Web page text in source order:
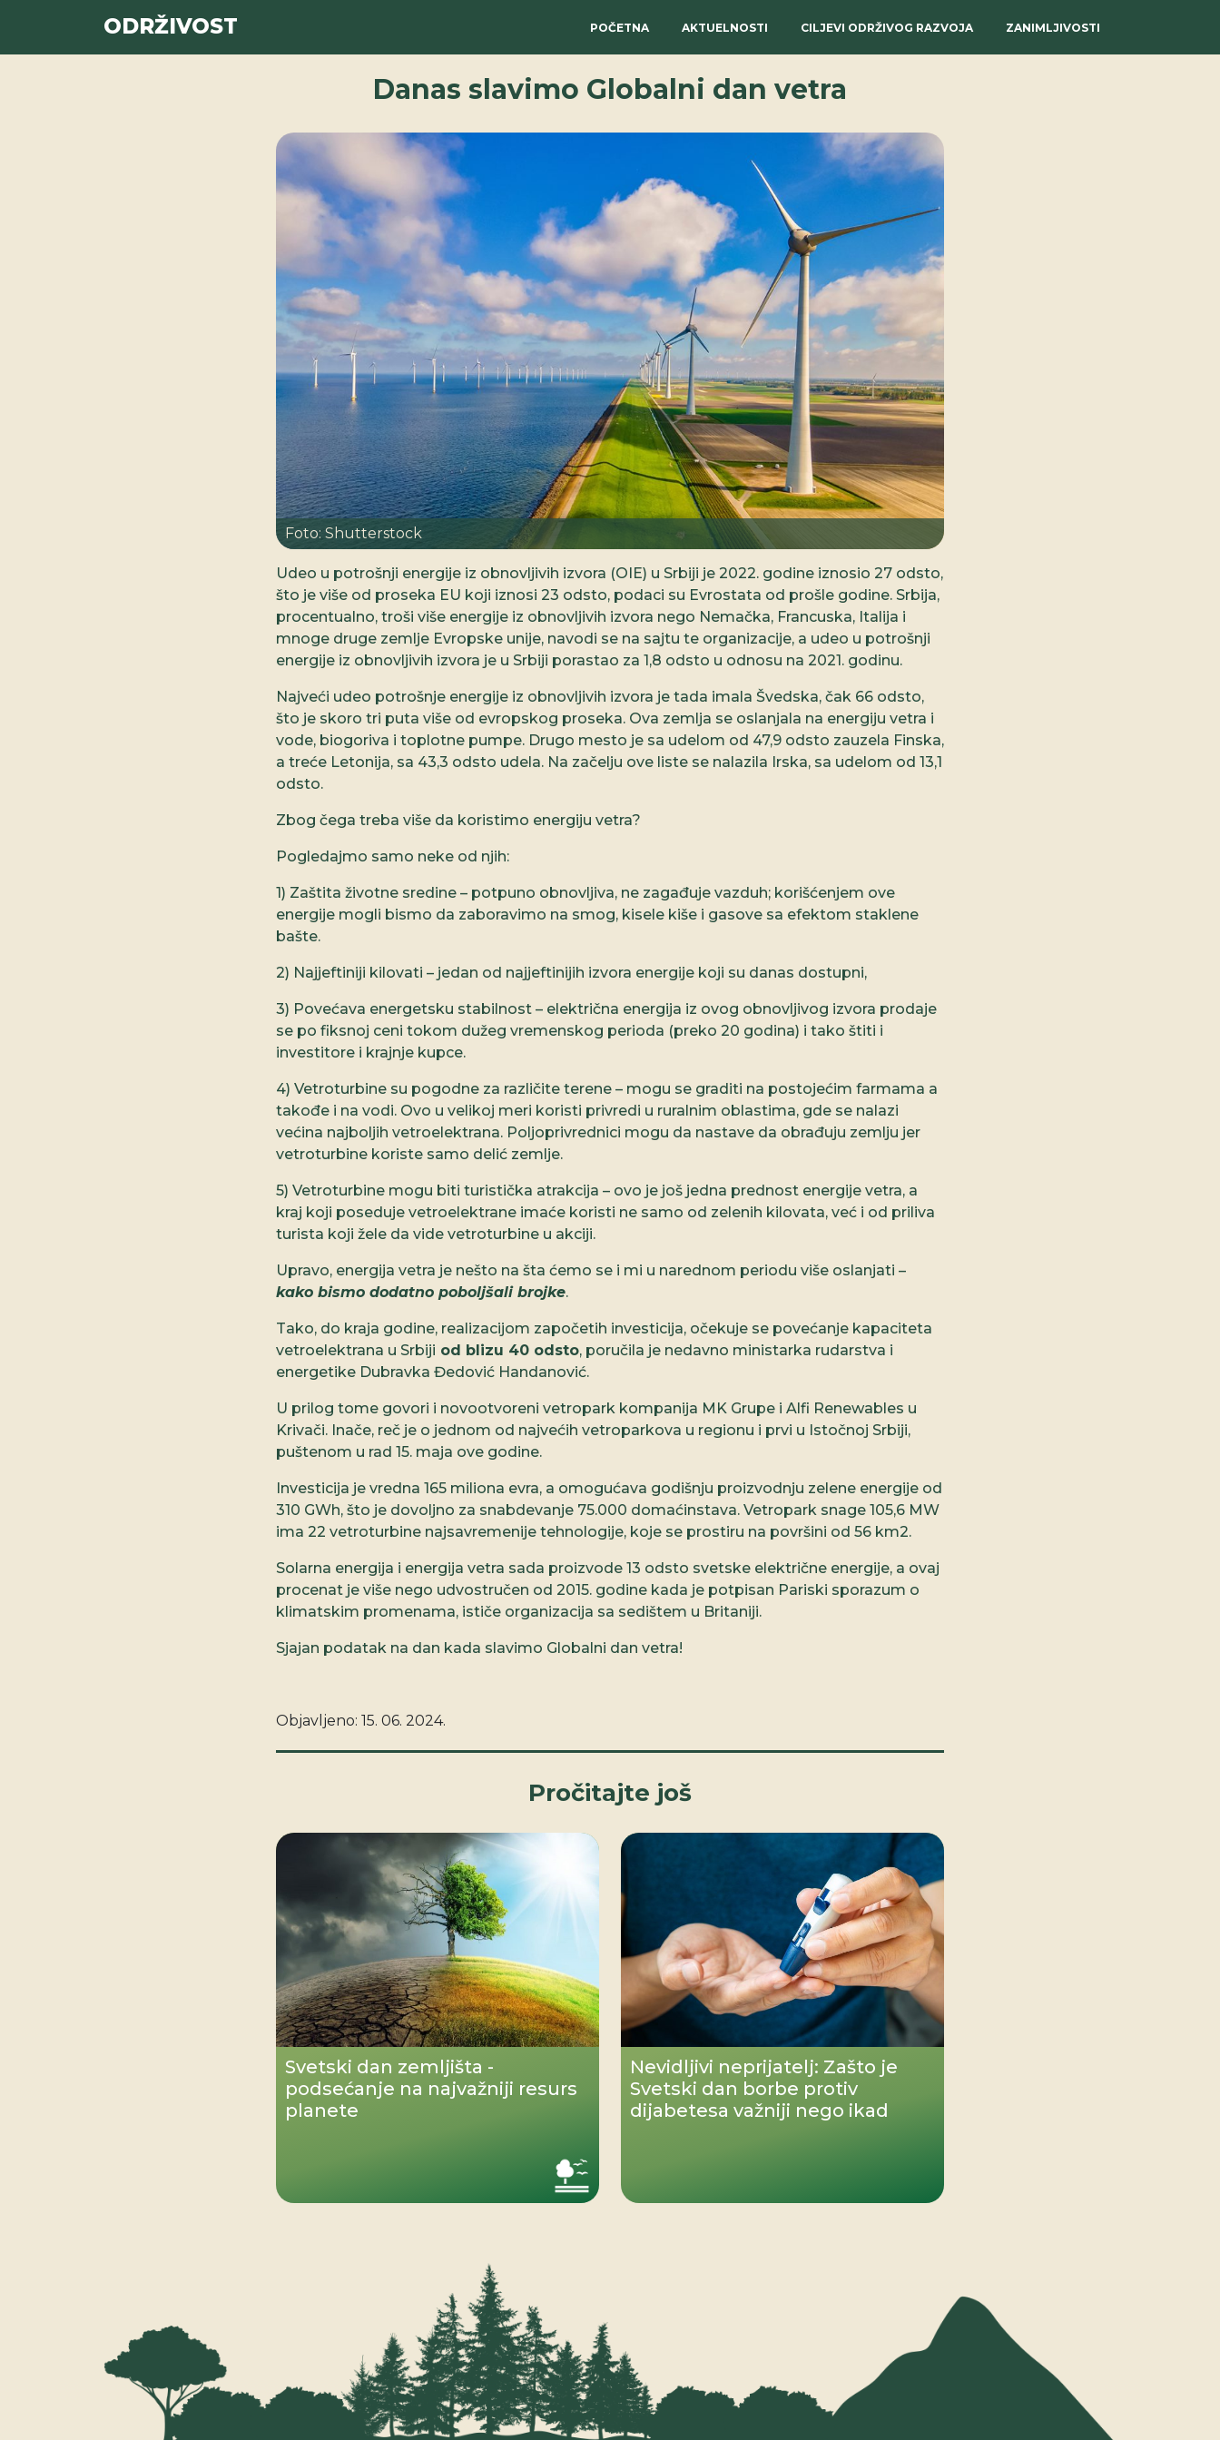
ODRŽIVOST POČETNA AKTUELNOSTI CILJEVI ODRŽIVOG RAZVOJA ZANIMLJIVOSTI
Danas slavimo Globalni dan vetra
Foto: Shutterstock
Udeo u potrošnji energije iz obnovljivih izvora (OIE) u Srbiji je 2022. godine iznosio 27 odsto,
što je više od proseka EU koji iznosi 23 odsto, podaci su Evrostata od prošle godine. Srbija,
procentualno, troši više energije iz obnovljivih izvora nego Nemačka, Francuska, Italija i
mnoge druge zemlje Evropske unije, navodi se na sajtu te organizacije, a udeo u potrošnji
energije iz obnovljivih izvora je u Srbiji porastao za 1,8 odsto u odnosu na 2021. godinu.
Najveći udeo potrošnje energije iz obnovljivih izvora je tada imala Švedska, čak 66 odsto,
što je skoro tri puta više od evropskog proseka. Ova zemlja se oslanjala na energiju vetra i
vode, biogoriva i toplotne pumpe. Drugo mesto je sa udelom od 47,9 odsto zauzela Finska,
a treće Letonija, sa 43,3 odsto udela. Na začelju ove liste se nalazila Irska, sa udelom od 13,1
odsto.
Zbog čega treba više da koristimo energiju vetra?
Pogledajmo samo neke od njih:
1) Zaštita životne sredine – potpuno obnovljiva, ne zagađuje vazduh; korišćenjem ove
energije mogli bismo da zaboravimo na smog, kisele kiše i gasove sa efektom staklene
bašte.
2) Najjeftiniji kilovati – jedan od najjeftinijih izvora energije koji su danas dostupni,
3) Povećava energetsku stabilnost – električna energija iz ovog obnovljivog izvora prodaje
se po fiksnoj ceni tokom dužeg vremenskog perioda (preko 20 godina) i tako štiti i
investitore i krajnje kupce.
4) Vetroturbine su pogodne za različite terene – mogu se graditi na postojećim farmama a
takođe i na vodi. Ovo u velikoj meri koristi privredi u ruralnim oblastima, gde se nalazi
većina najboljih vetroelektrana. Poljoprivrednici mogu da nastave da obrađuju zemlju jer
vetroturbine koriste samo delić zemlje.
5) Vetroturbine mogu biti turistička atrakcija – ovo je još jedna prednost energije vetra, a
kraj koji poseduje vetroelektrane imaće koristi ne samo od zelenih kilovata, već i od priliva
turista koji žele da vide vetroturbine u akciji.
Upravo, energija vetra je nešto na šta ćemo se i mi u narednom periodu više oslanjati –
kako bismo dodatno poboljšali brojke.
Tako, do kraja godine, realizacijom započetih investicija, očekuje se povećanje kapaciteta
vetroelektrana u Srbiji od blizu 40 odsto, poručila je nedavno ministarka rudarstva i
energetike Dubravka Đedović Handanović.
U prilog tome govori i novootvoreni vetropark kompanija MK Grupe i Alfi Renewables u
Krivači. Inače, reč je o jednom od najvećih vetroparkova u regionu i prvi u Istočnoj Srbiji,
puštenom u rad 15. maja ove godine.
Investicija je vredna 165 miliona evra, a omogućava godišnju proizvodnju zelene energije od
310 GWh, što je dovoljno za snabdevanje 75.000 domaćinstava. Vetropark snage 105,6 MW
ima 22 vetroturbine najsavremenije tehnologije, koje se prostiru na površini od 56 km2.
Solarna energija i energija vetra sada proizvode 13 odsto svetske električne energije, a ovaj
procenat je više nego udvostručen od 2015. godine kada je potpisan Pariski sporazum o
klimatskim promenama, ističe organizacija sa sedištem u Britaniji.
Sjajan podatak na dan kada slavimo Globalni dan vetra!
Objavljeno: 15. 06. 2024.
Pročitajte još
Svetski dan zemljišta -
podsećanje na najvažniji resurs
planete
Nevidljivi neprijatelj: Zašto je
Svetski dan borbe protiv
dijabetesa važniji nego ikad